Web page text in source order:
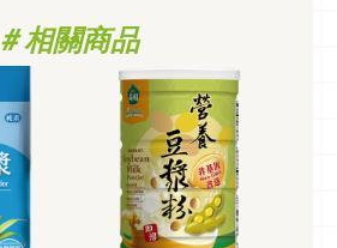
# 相關商品